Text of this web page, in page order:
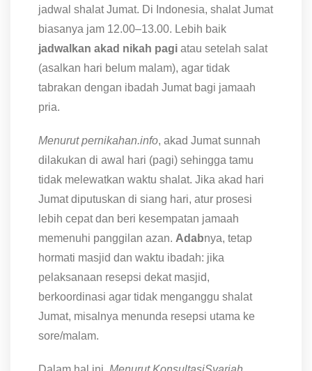
jadwal shalat Jumat. Di Indonesia, shalat Jumat
biasanya jam 12.00–13.00. Lebih baik
jadwalkan akad nikah pagi atau setelah salat
(asalkan hari belum malam), agar tidak
tabrakan dengan ibadah Jumat bagi jamaah
pria.
Menurut pernikahan.info, akad Jumat sunnah
dilakukan di awal hari (pagi) sehingga tamu
tidak melewatkan waktu shalat. Jika akad hari
Jumat diputuskan di siang hari, atur prosesi
lebih cepat dan beri kesempatan jamaah
memenuhi panggilan azan. Adabnya, tetap
hormati masjid dan waktu ibadah: jika
pelaksanaan resepsi dekat masjid,
berkoordinasi agar tidak menganggu shalat
Jumat, misalnya menunda resepsi utama ke
sore/malam.